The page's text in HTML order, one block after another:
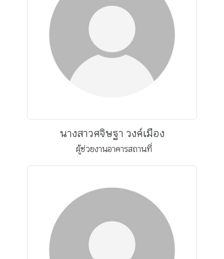
นางสาวศจิษฐา วงค์เมือง
ผู้ช่วยงานอาคารสถานที่